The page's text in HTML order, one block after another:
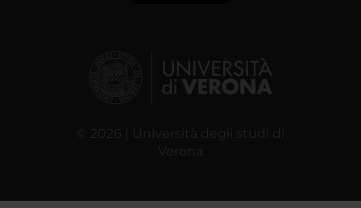
© 2026 | Università degli studi di
Verona